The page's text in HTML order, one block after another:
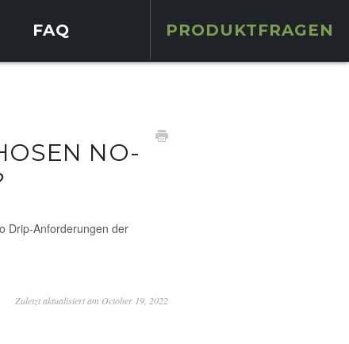
FAQ PRODUKTFRAGEN
NO-
Drip-Anforderungen der
Zuletzt aktualisiert am October 19, 2022